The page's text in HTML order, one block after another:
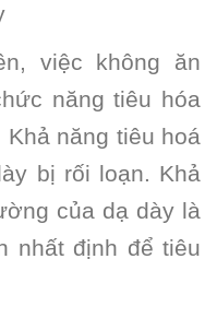
việc không ăn
năng tiêu hóa
năng tiêu hoá
bị rối loạn. Khả
của dạ dày là
nhất định để tiêu